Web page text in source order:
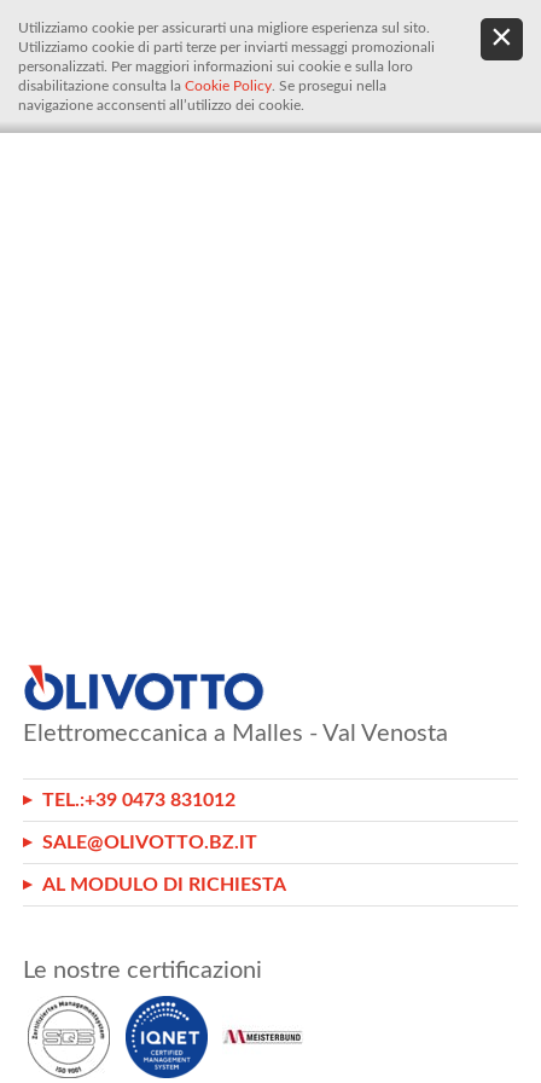
Utilizziamo cookie per assicurarti una migliore esperienza sul sito.
Utilizziamo cookie di parti terze per inviarti messaggi promozionali
personalizzati. Per maggiori informazioni sui cookie e sulla loro
disabilitazione consulta la Cookie Policy . Se prosegui nella
navigazione acconsenti all’utilizzo dei cookie.
De.It
Elettromeccanica a Malles - Val Venosta
TEL.:+39 0473 831012
SALE@OLIVOTTO.BZ.IT
AL MODULO DI RICHIESTA
Le nostre certificazioni